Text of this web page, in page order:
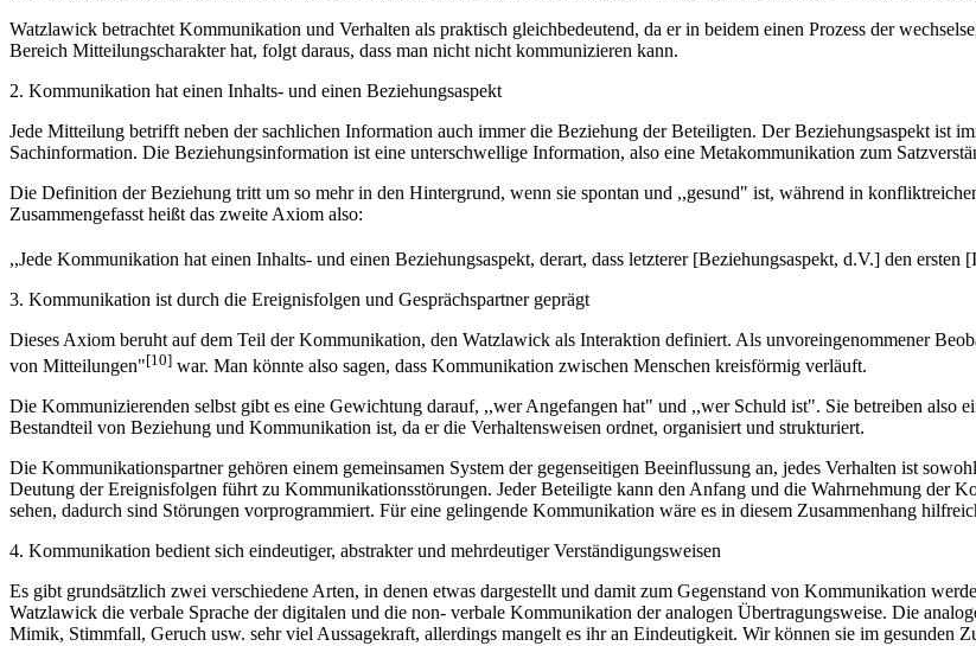
Watzlawick betrachtet Kommunikation und Verhalten als praktisch gleichbedeutend, da er in beidem einen Prozess der
Bereich Mitteilungscharakter hat, folgt daraus, dass man nicht nicht kommunizieren kann.
2. Kommunikation hat einen Inhalts- und einen Beziehungsaspekt
Jede Mitteilung betrifft neben der sachlichen Information auch immer die Beziehung der Beteiligten. Der Beziehungsaspekt ist
Sachinformation. Die Beziehungsinformation ist eine unterschwellige Information, also eine Metakommunikation zum
Die Definition der Beziehung tritt um so mehr in den Hintergrund, wenn sie spontan und ,,gesund" ist, während in
Zusammengefasst heißt das zweite Axiom also:
,,Jede Kommunikation hat einen Inhalts- und einen Beziehungsaspekt, derart, dass letzterer [Beziehungsaspekt, d.V.] den
3. Kommunikation ist durch die Ereignisfolgen und Gesprächspartner geprägt
Dieses Axiom beruht auf dem Teil der Kommunikation, den Watzlawick als Interaktion definiert. Als unvoreingenommener
von Mitteilungen"[10] war. Man könnte also sagen, dass Kommunikation zwischen Menschen kreisförmig verläuft.
Die Kommunizierenden selbst gibt es eine Gewichtung darauf, ,,wer Angefangen hat" und ,,wer Schuld ist". Sie betreiben
Bestandteil von Beziehung und Kommunikation ist, da er die Verhaltensweisen ordnet, organisiert und strukturiert.
Die Kommunikationspartner gehören einem gemeinsamen System der gegenseitigen Beeinflussung an, jedes Verhalten ist
Deutung der Ereignisfolgen führt zu Kommunikationsstörungen. Jeder Beteiligte kann den Anfang und die Wahrnehmung der
sehen, dadurch sind Störungen vorprogrammiert. Für eine gelingende Kommunikation wäre es in diesem Zusammenhang
4. Kommunikation bedient sich eindeutiger, abstrakter und mehrdeutiger Verständigungsweisen
Es gibt grundsätzlich zwei verschiedene Arten, in denen etwas dargestellt und damit zum Gegenstand von Kommunikation
Watzlawick die verbale Sprache der digitalen und die non- verbale Kommunikation der analogen Übertragungsweise. Die
Mimik, Stimmfall, Geruch usw. sehr viel Aussagekraft, allerdings mangelt es ihr an Eindeutigkeit. Wir können sie im gesunden